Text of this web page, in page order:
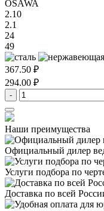
OSAWA
2.10
2.1
24
49
367.50 ₽
294.00 ₽
-
Наши преимущества
Официальный дилер
Услуги подбора по
Доставка по всей